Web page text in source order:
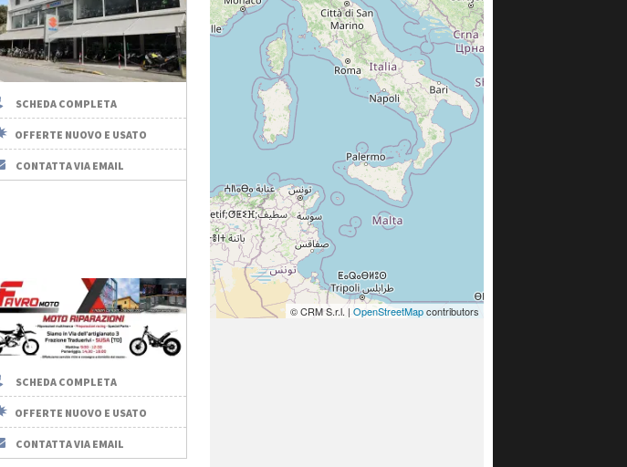
SCHEDA COMPLETA
OFFERTE NUOVO E USATO
CONTATTA VIA EMAIL
SCHEDA COMPLETA
OFFERTE NUOVO E USATO
CONTATTA VIA EMAIL
© CRM S.r.l. | OpenStreetMapcontributors